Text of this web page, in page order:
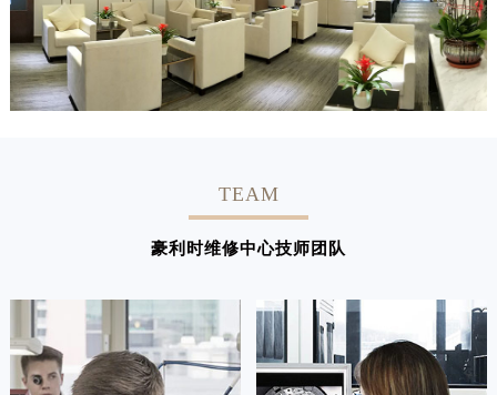
TEAM
豪利时维修中心技师团队